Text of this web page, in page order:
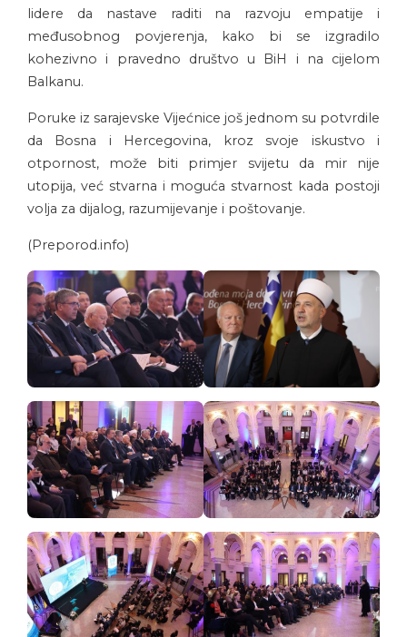
lidere da nastave raditi na razvoju empatije i
međusobnog povjerenja, kako bi se izgradilo
kohezivno i pravedno društvo u BiH i na cijelom
Balkanu.
Poruke iz sarajevske Vijećnice još jednom su potvrdile
da Bosna i Hercegovina, kroz svoje iskustvo i
otpornost, može biti primjer svijetu da mir nije
utopija, već stvarna i moguća stvarnost kada postoji
volja za dijalog, razumijevanje i poštovanje.
(Preporod.info)